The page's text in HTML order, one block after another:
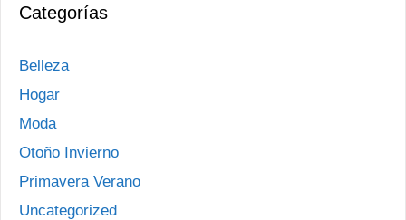
Categorías
Belleza
Hogar
Moda
Otoño Invierno
Primavera Verano
Uncategorized